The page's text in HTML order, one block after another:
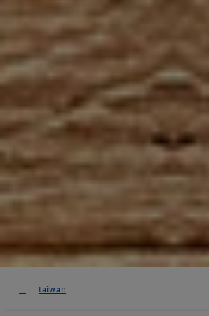
taiwan